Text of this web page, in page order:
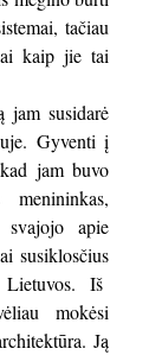
tačiau
kaip jie tai
jam susidarė
Gyventi į
jam buvo
svajojo apie
susiklosčius
Iš
mokėsi
Ją